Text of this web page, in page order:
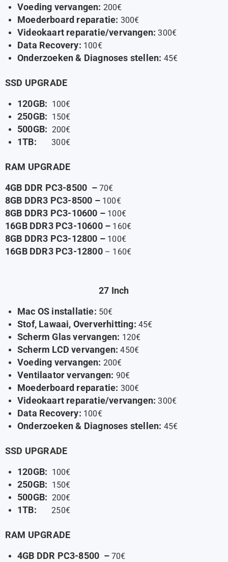
Voeding vervangen: 200€
Moederboard reparatie: 300€
Videokaart reparatie/vervangen:300€
Data Recovery: 100€
Onderzoeken & Diagnoses stellen: 45€
SSD UPGRADE
120GB: 100€
250GB: 150€
500GB: 200€
1TB:300€
RAM UPGRADE
4GB DDR PC3-8500 – 70€
8GB DDR3 PC3-8500 – 100€
8GB DDR3 PC3-10600 – 100€
16GB DDR3 PC3-10600 – 160€
8GB DDR3 PC3-12800 – 100€
16GB DDR3 PC3-12800– 160€
27 Inch
Mac OS installatie: 50€
Stof, Lawaai, Oververhitting: 45€
Scherm Glas vervangen: 120€
Scherm LCD vervangen:450€
Voeding vervangen: 200€
Ventilaator vervangen: 90€
Moederboard reparatie: 300€
Videokaart reparatie/vervangen:300€
Data Recovery: 100€
Onderzoeken & Diagnoses stellen: 45€
SSD UPGRADE
120GB: 100€
250GB: 150€
500GB: 200€
1TB:250€
RAM UPGRADE
4GB DDR PC3-8500 – 70€